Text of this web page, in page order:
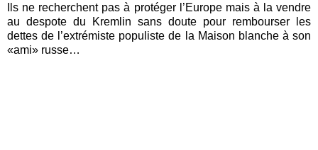
Ils ne recherchent pas à protéger l’Europe mais à la vendre
au despote du Kremlin sans doute pour rembourser les
dettes de l’extrémiste populiste de la Maison blanche à son
«ami» russe…